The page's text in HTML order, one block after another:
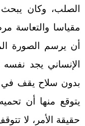
الصلب، وكان يبحث
مقياسا والتعاسة
أن يرسم الصورة
الإنساني يجد
بدون سلاح يقف في
يتوقع منها أن
حقيقة الأمر، لا